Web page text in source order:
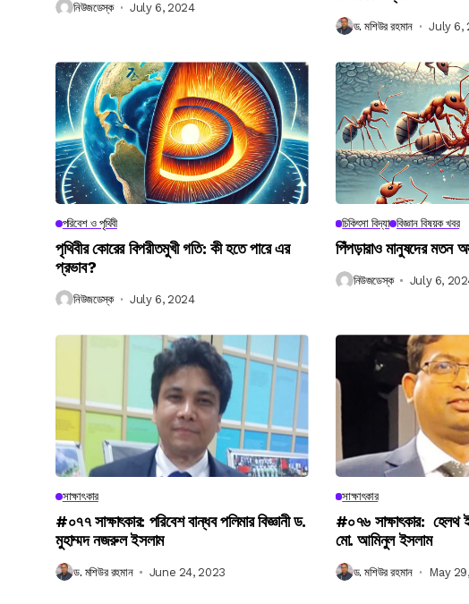
নিউজডেস্ক July 6, 2024
ড. মশিউর রহমান July 6,
পরিবেশ ও পৃথিবী
পৃথিবীর কোরের বিপরীতমুখী গতি: কী হতে পারে এর
প্রভাব?
নিউজডেস্ক July 6, 2024
চিকিৎসা বিদ্যা বিজ্ঞান বিষয়ক খবর
পিঁপড়ারাও মানুষদের মতন
নিউজডেস্ক July 6,
সাক্ষাৎকার
#০৭৭ সাক্ষাৎকার: পরিবেশ বান্ধব পলিমার বিজ্ঞানী ড.
মুহাম্মদ নজরুল ইসলাম
ড. মশিউর রহমান June 24, 2023
সাক্ষাৎকার
#০৭৬ সাক্ষাৎকার: হেলথ
মো. আমিনুল ইসলাম
ড. মশিউর রহমান May